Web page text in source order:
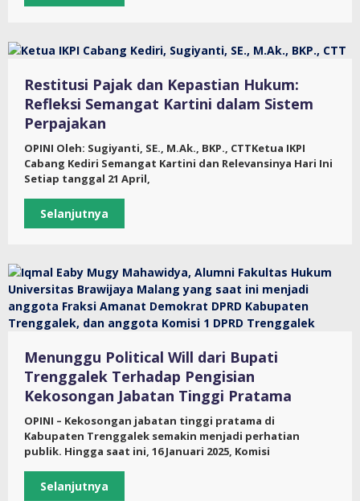
Restitusi Pajak dan Kepastian Hukum:
Refleksi Semangat Kartini dalam Sistem
Perpajakan
OPINI Oleh: Sugiyanti, SE., M.Ak., BKP., CTTKetua IKPI
Cabang Kediri Semangat Kartini dan Relevansinya Hari Ini
Setiap tanggal 21 April,
Selanjutnya
Menunggu Political Will dari Bupati
Trenggalek Terhadap Pengisian
Kekosongan Jabatan Tinggi Pratama
OPINI – Kekosongan jabatan tinggi pratama di
Kabupaten Trenggalek semakin menjadi perhatian
publik. Hingga saat ini, 16 Januari 2025, Komisi
Selanjutnya